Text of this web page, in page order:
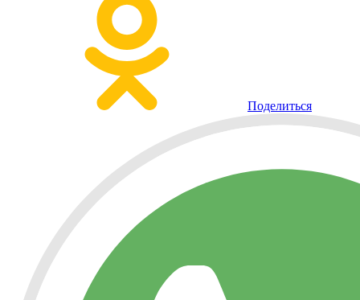
Поделиться